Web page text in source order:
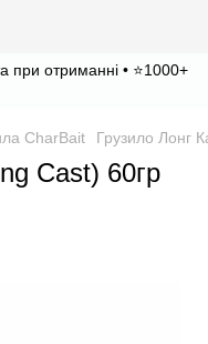
при отриманні • ⭐1000+
CharBait Грузило Лонг
Cast) 60гр